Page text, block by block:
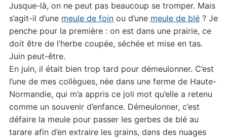
Jusque-là, on ne peut pas beaucoup se tromper. Mais
s’agit-il d’une meule de foinou d’une meule de blé? Je
penche pour la première : on est dans une prairie, ce
doit être de l’herbe coupée, séchée et mise en tas.
Juin peut-être.
En juin, il était bien trop tard pour démeulonner. C’est
l’une de mes collègues, née dans une ferme de Haute-
Normandie, qui m’a appris ce joli mot qu’elle a retenu
comme un souvenir d’enfance. Démeulonner, c’est
défaire la meule pour passer les gerbes de blé au
tarare afin d’en extraire les grains, dans des nuages